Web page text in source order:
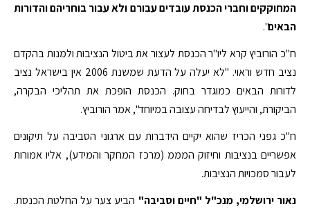
המחוקקים וחברי הכנסת עובדים עבורם ולא עבור בוחריהם והדורות
הבאים".
ח"כ הורוביץ קרא ליו"ר הכנסת לעצור את ביטול הנציבות ולמנות בהקדם
נציב חדש וראוי. "לא יעלה על הדעת שמשנת 2006 אין בישראל נציב
לדורות הבאים כמוגדר בחוק. הכנסת הופכת את תהליכי הבקרה,
הביקורת, והייעוץ לבדיחה עצובה במיוחד", אמר הורוביץ.
ח"כ גפני הכריז שהוא יקיים הידברות עם ארגוני הסביבה על תיקונים
אפשריים בנציבות וחיזוק המממ (מרכז המחקר והמידע), אליו אמורות
לעבור סמכויות הנציבות.
נאור ירושלמי, מנכ"ל "חיים וסביבה" הביע צער על החלטת הכנסת.